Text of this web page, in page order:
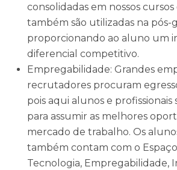
consolidadas em nossos
também são utilizadas na pós-
proporcionando ao aluno um
diferencial competitivo.
Empregabilidade: Grandes
recrutadores procuram
pois aqui alunos e profissionais
para assumir as melhores
mercado de trabalho. Os
também contam com o
Tecnologia, Empregabilidade,